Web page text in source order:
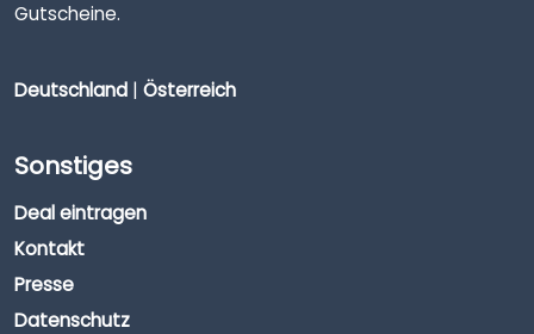
Gutscheine.
Deutschland | Österreich
Sonstiges
Deal eintragen
Kontakt
Presse
Datenschutz